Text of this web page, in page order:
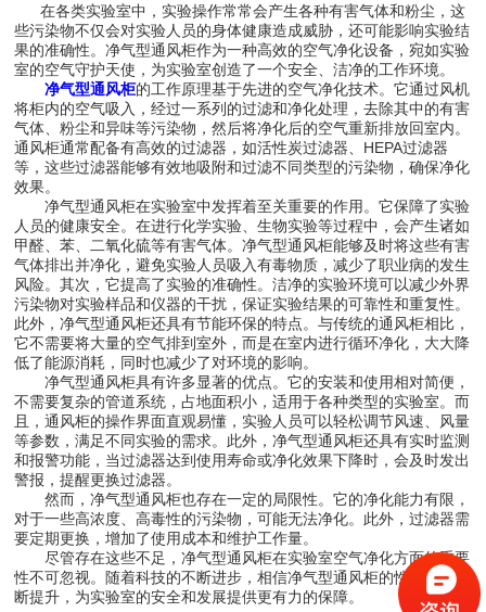
在各类实验室中，实验操作常常会产生各种有害气体和粉尘，这
些污染物不仅会对实验人员的身体健康造成威胁，还可能影响实验结
果的准确性。净气型通风柜作为一种高效的空气净化设备，宛如实验
室的空气守护天使，为实验室创造了一个安全、洁净的工作环境。
净气型通风柜的工作原理基于先进的空气净化技术。它通过风机
将柜内的空气吸入，经过一系列的过滤和净化处理，去除其中的有害
气体、粉尘和异味等污染物，然后将净化后的空气重新排放回室内。
通风柜通常配备有高效的过滤器，如活性炭过滤器、HEPA过滤器
等，这些过滤器能够有效地吸附和过滤不同类型的污染物，确保净化
效果。
净气型通风柜在实验室中发挥着至关重要的作用。它保障了实验
人员的健康安全。在进行化学实验、生物实验等过程中，会产生诸如
甲醛、苯、二氧化硫等有害气体。净气型通风柜能够及时将这些有害
气体排出并净化，避免实验人员吸入有毒物质，减少了职业病的发生
风险。其次，它提高了实验的准确性。洁净的实验环境可以减少外界
污染物对实验样品和仪器的干扰，保证实验结果的可靠性和重复性。
此外，净气型通风柜还具有节能环保的特点。与传统的通风柜相比，
它不需要将大量的空气排到室外，而是在室内进行循环净化，大大降
低了能源消耗，同时也减少了对环境的影响。
净气型通风柜具有许多显著的优点。它的安装和使用相对简便，
不需要复杂的管道系统，占地面积小，适用于各种类型的实验室。而
且，通风柜的操作界面直观易懂，实验人员可以轻松调节风速、风量
等参数，满足不同实验的需求。此外，净气型通风柜还具有实时监测
和报警功能，当过滤器达到使用寿命或净化效果下降时，会及时发出
警报，提醒更换过滤器。
然而，净气型通风柜也存在一定的局限性。它的净化能力有限，
对于一些高浓度、高毒性的污染物，可能无法净化。此外，过滤器需
要定期更换，增加了使用成本和维护工作量。
尽管存在这些不足，净气型通风柜在实验室空气净化方面的重要
性不可忽视。随着科技的不断进步，相信净气型通风柜的性能将会不
断提升，为实验室的安全和发展提供更有力的保障。